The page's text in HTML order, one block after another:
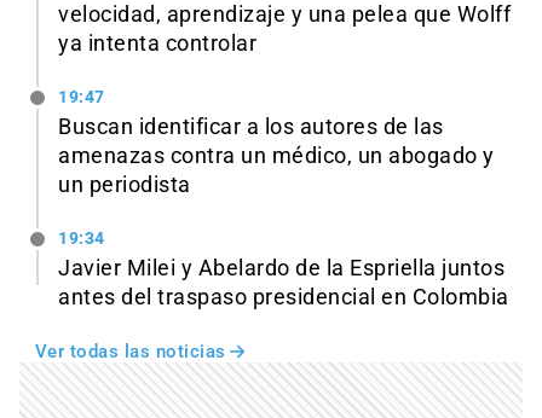
velocidad, aprendizaje y una pelea que Wolff
ya intenta controlar
19:47
Buscan identificar a los autores de las
amenazas contra un médico, un abogado y
un periodista
19:34
Javier Milei y Abelardo de la Espriella juntos
antes del traspaso presidencial en Colombia
Ver todas las noticias